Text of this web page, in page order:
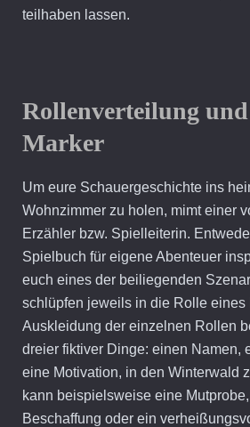
teilhaben lassen.
Rollenverteilung
Marker
Um eure Schauergeschichte ins
Wohnzimmer zu holen, mimt einer
Erzähler bzw. Spielleiterin.
Spielbuch für eigene Abenteuer
euch eines der beiliegenden
schlüpfen jeweils in die Rolle eines
Auskleidung der einzelnen Rollen
dreier fiktiver Dinge: einen Namen,
eine Motivation, in den Winterwald
kann beispielsweise eine
Beschaffung oder ein